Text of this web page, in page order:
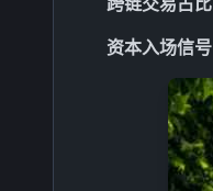
资本入场信号